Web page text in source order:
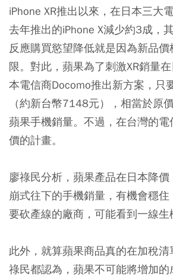
iPhone XR推出以來，在日本三大
去年推出的iPhone X減少約3成，
反應購買慾望降低就是因為新品
限。對此，蘋果為了刺激XR銷量
本電信商Docomo推出新方案，只
（約新台幣7148元），相當於原
蘋果手機銷量。不過，在台灣的
價的計畫。
廖祿民分析，蘋果產品在日本降
崩式往下的手機銷量，有機會穩
要砍產線的廠商，可能看到一線生
此外，就算蘋果商品真的在加稅
祿民都認為，蘋果不可能將增加